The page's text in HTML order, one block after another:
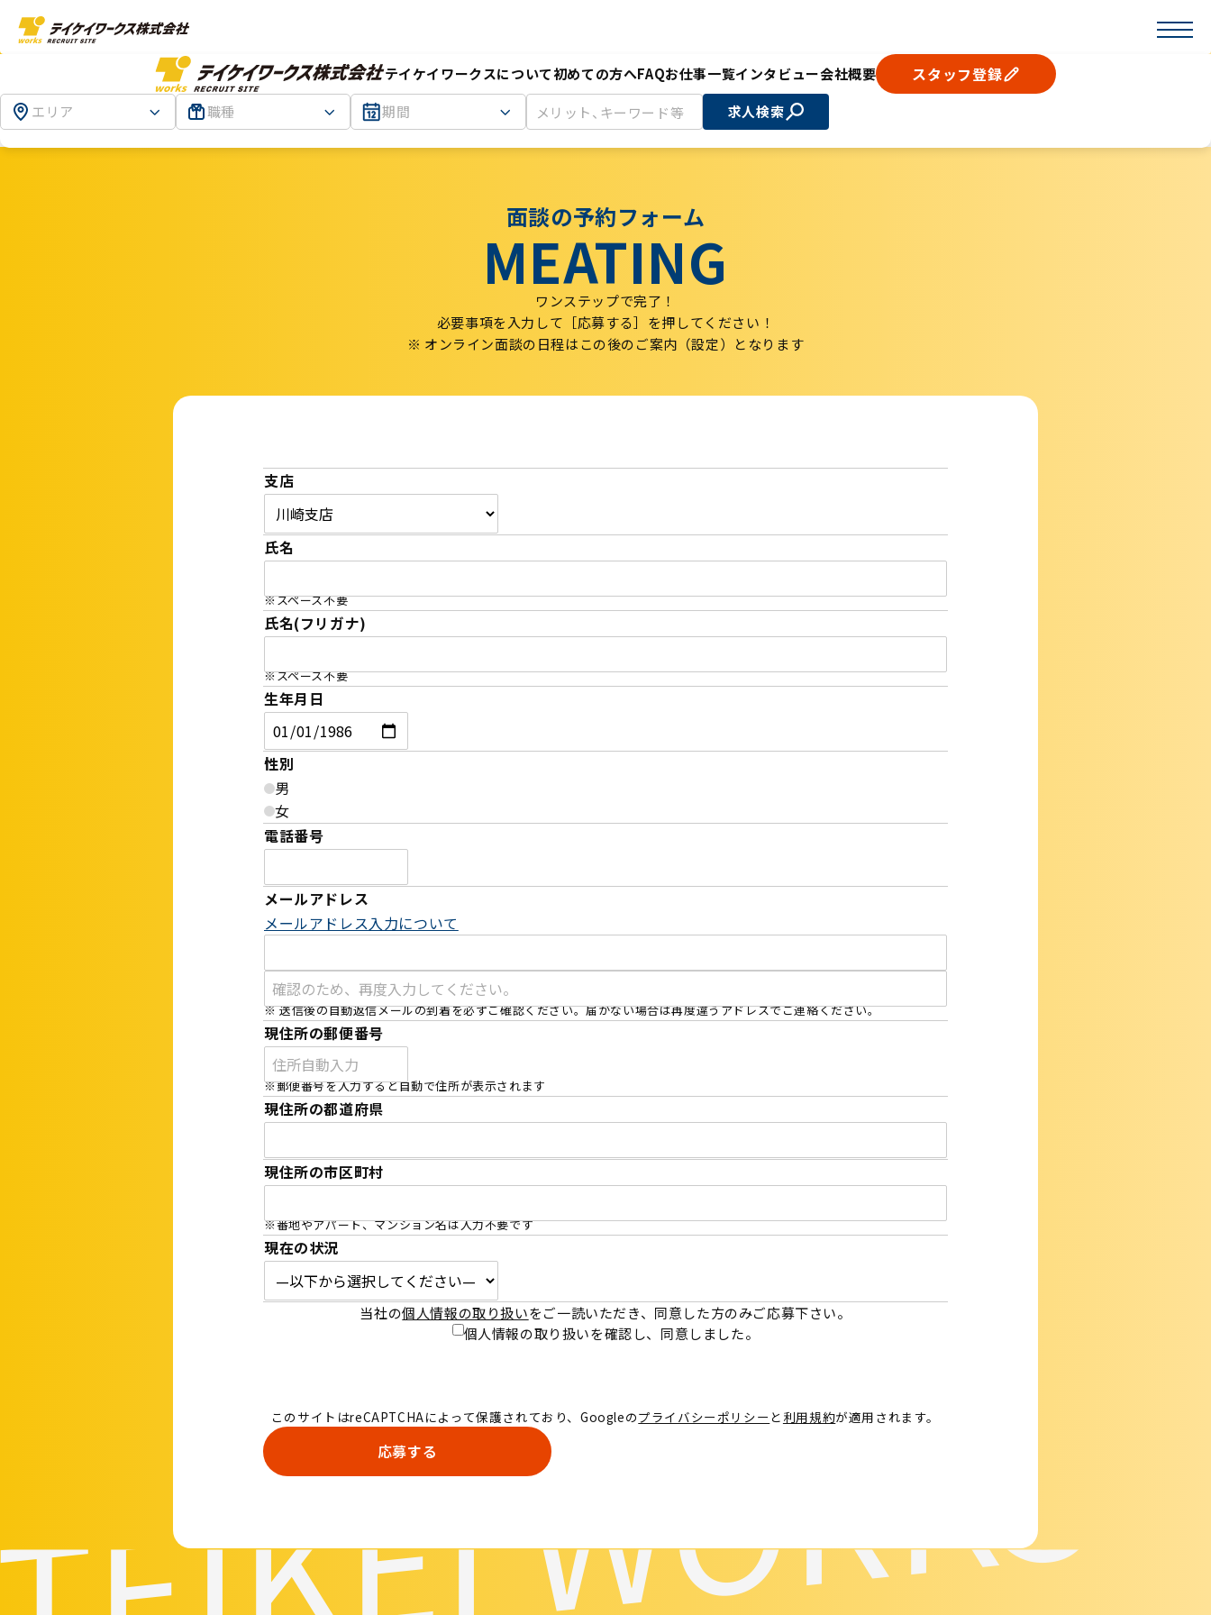
テイケイワークスについて初めての方へFAQお仕事一覧インタビュー会社概要 スタッフ登録
エリア 職種 期間 求人検索
面談の予約フォーム
MEATING
ワンステップで完了！
必要事項を入力して［応募する］を押してください！
※ オンライン面談の日程はこの後のご案内（設定）となります
支店
氏名
※スペース不要
氏名(フリガナ)
※スペース不要
生年月日
性別
男
女
電話番号
メールアドレス
メールアドレス入力について
※ 送信後の自動返信メールの到着を必ずご確認ください。届かない場合は再度違うアドレスでご連絡ください。
現住所の郵便番号
※郵便番号を入力すると自動で住所が表示されます
現住所の都道府県
現住所の市区町村
※番地やアパート、マンション名は入力不要です
現在の状況
当社の個人情報の取り扱いをご一読いただき、同意した方のみご応募下さい。
個人情報の取り扱いを確認し、 同意しました。
このサイトはreCAPTCHAによって保護されており、Googleのプライバシーポリシー と 利用規約が適用されます。
WORKS